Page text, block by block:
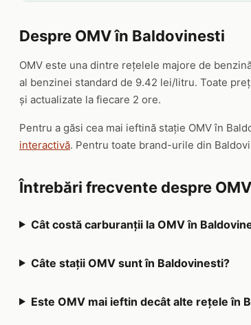
Despre OMV în Baldovinesti
OMV este una dintre rețelele majore de
al benzinei standard de 9.42 lei/litru. Toate
și actualizate la fiecare 2 ore.
Pentru a găsi cea mai ieftină stație OMV în
interactivă. Pentru toate brand-urile din
Întrebări frecvente despre
Cât costă carburanții la OMV în
Câte stații OMV sunt în Baldovinesti?
Este OMV mai ieftin decât alte rețele în